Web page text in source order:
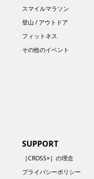
スマイルマラソン
登山 / アウトドア
フィットネス
その他のイベント
SUPPORT
［CROSS×］の理念
プライバシーポリシー